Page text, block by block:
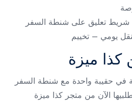
تعليق على شنطة السفر
يومي – تخييم
كذا ميزة
في حقيبة واحدة مع شنطة السفر
الآن من متجر كذا ميزة